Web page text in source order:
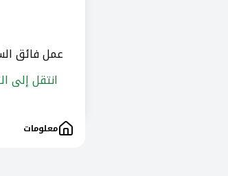
عمل فائق
انتقل إلى
معلومات